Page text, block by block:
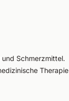
und Schmerzmittel.
Therapie